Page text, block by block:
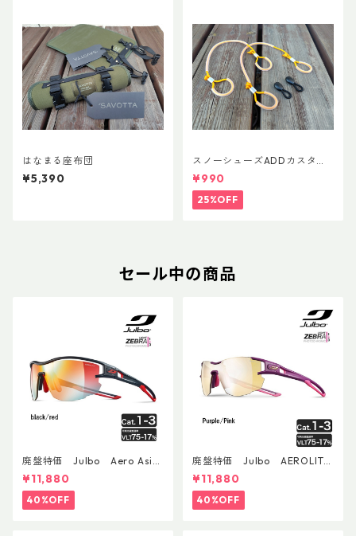
はなまる座布団
¥5,390
スノーシューズADDカスタム
Ver.5用 オリジナルカスタムヒ
ールパーツ
¥990
25%OFF
セール中の商品
廃盤特価 Julbo Aero Asia
nFit
¥11,880
40%OFF
廃盤特価 Julbo AEROLITE
AsianFit
¥11,880
40%OFF